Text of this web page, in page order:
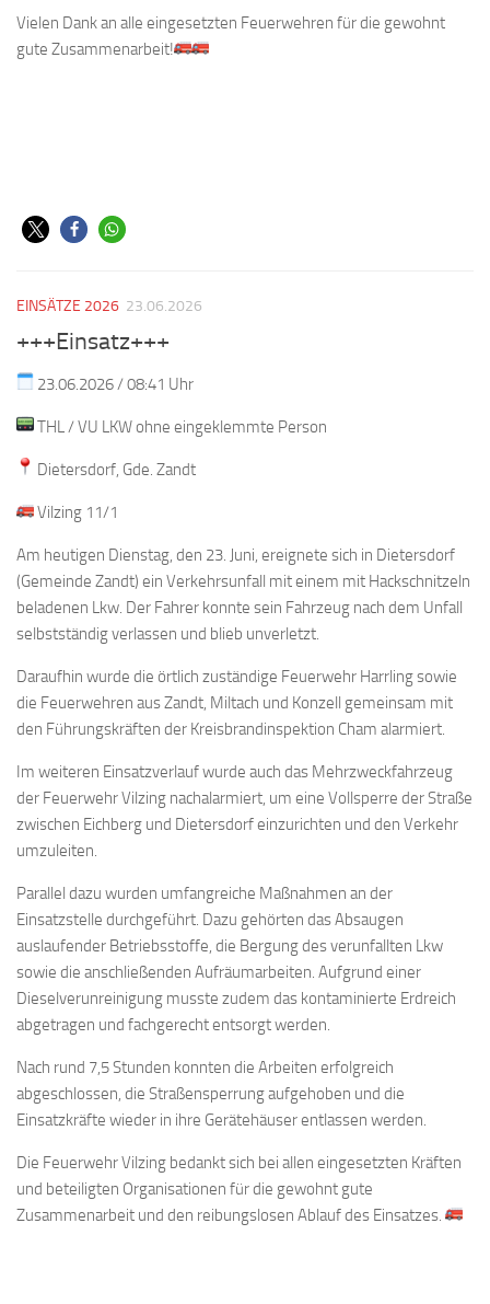
Vielen Dank an alle eingesetzten Feuerwehren für die gewohnt
gute Zusammenarbeit!
EINSÄTZE 2026 23.06.2026
+++Einsatz+++
23.06.2026 / 08:41 Uhr
THL / VU LKW ohne eingeklemmte Person
Dietersdorf, Gde. Zandt
Vilzing 11/1
Am heutigen Dienstag, den 23. Juni, ereignete sich in Dietersdorf
(Gemeinde Zandt) ein Verkehrsunfall mit einem mit Hackschnitzeln
beladenen Lkw. Der Fahrer konnte sein Fahrzeug nach dem Unfall
selbstständig verlassen und blieb unverletzt.
Daraufhin wurde die örtlich zuständige Feuerwehr Harrling sowie
die Feuerwehren aus Zandt, Miltach und Konzell gemeinsam mit
den Führungskräften der Kreisbrandinspektion Cham alarmiert.
Im weiteren Einsatzverlauf wurde auch das Mehrzweckfahrzeug
der Feuerwehr Vilzing nachalarmiert, um eine Vollsperre der Straße
zwischen Eichberg und Dietersdorf einzurichten und den Verkehr
umzuleiten.
Parallel dazu wurden umfangreiche Maßnahmen an der
Einsatzstelle durchgeführt. Dazu gehörten das Absaugen
auslaufender Betriebsstoffe, die Bergung des verunfallten Lkw
sowie die anschließenden Aufräumarbeiten. Aufgrund einer
Dieselverunreinigung musste zudem das kontaminierte Erdreich
abgetragen und fachgerecht entsorgt werden.
Nach rund 7,5 Stunden konnten die Arbeiten erfolgreich
abgeschlossen, die Straßensperrung aufgehoben und die
Einsatzkräfte wieder in ihre Gerätehäuser entlassen werden.
Die Feuerwehr Vilzing bedankt sich bei allen eingesetzten Kräften
und beteiligten Organisationen für die gewohnt gute
Zusammenarbeit und den reibungslosen Ablauf des Einsatzes.